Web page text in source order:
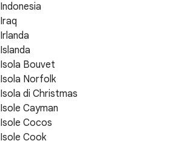
Indonesia
Iraq
Irlanda
Islanda
Isola Bouvet
Isola Norfolk
Isola di Christmas
Isole Cayman
Isole Cocos
Isole Cook